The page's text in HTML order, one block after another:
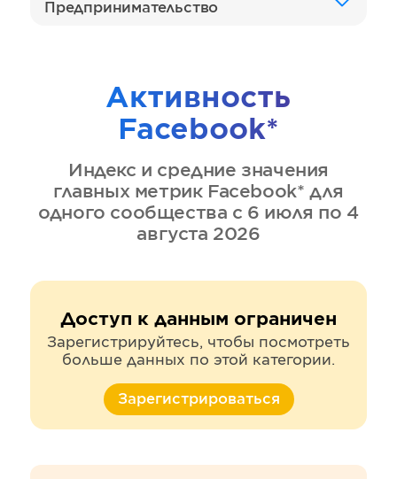
Предпринимательство
Активность
Facebook*
Индекс и средние значения
главных метрик Facebook* для
одного сообщества с 6 июля по 4
августа 2026
Доступ к данным ограничен
Зарегистрируйтесь, чтобы посмотреть
больше данных по этой категории.
Зарегистрироваться